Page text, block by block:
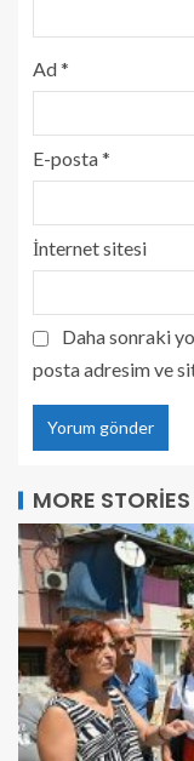
Ad*
E-posta*
İnternet sitesi
Daha sonraki
posta adresim ve
MORE STORIES